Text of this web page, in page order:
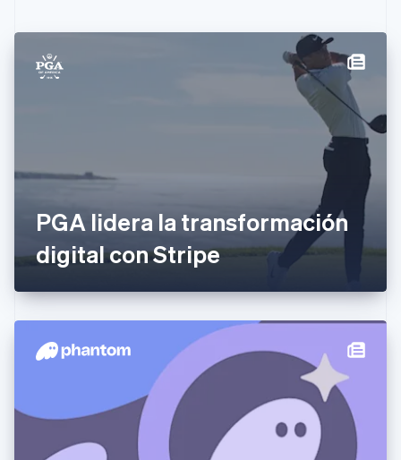
PGA lidera la transformación
digital con Stripe
China continental
Chipre
Emiratos Árabes Unidos
Eslovaquia
Eslovenia
España
EnglishEspañol
Estonia
EnglishSvenska
Français English